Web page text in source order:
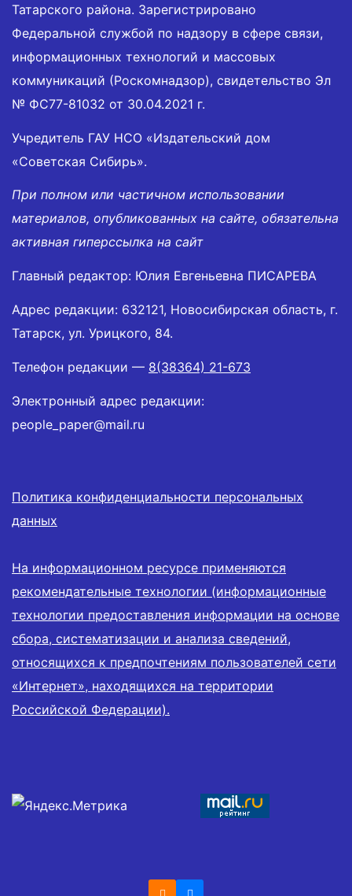
Татарского района. Зарегистрировано
Федеральной службой по надзору в сфере связи,
информационных технологий и массовых
коммуникаций (Роскомнадзор), свидетельство Эл
№ ФС77-81032 от 30.04.2021 г.
Учредитель ГАУ НСО «Издательский дом
«Советская Сибирь».
При полном или частичном использовании
материалов, опубликованных на сайте, обязательна
активная гиперссылка на сайт
Главный редактор: Юлия Евгеньевна ПИСАРЕВА
Адрес редакции: 632121, Новосибирская область, г.
Татарск, ул. Урицкого, 84.
Телефон редакции — 8(38364) 21-673
Электронный адрес редакции:
people_paper@mail.ru
Политика конфиденциальности персональных
данных
На информационном ресурсе применяются
рекомендательные технологии (информационные
технологии предоставления информации на основе
сбора, систематизации и анализа сведений,
относящихся к предпочтениям пользователей сети
«Интернет», находящихся на территории
Российской Федерации).